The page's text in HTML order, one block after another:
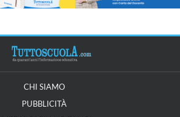
CHI SIAMO
PUBBLICITÀ